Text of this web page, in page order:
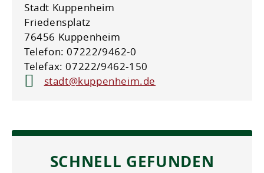
Stadt Kuppenheim
Friedensplatz
76456 Kuppenheim
Telefon: 07222/9462-0
Telefax: 07222/9462-150
stadt@kuppenheim.de
SCHNELL GEFUNDEN